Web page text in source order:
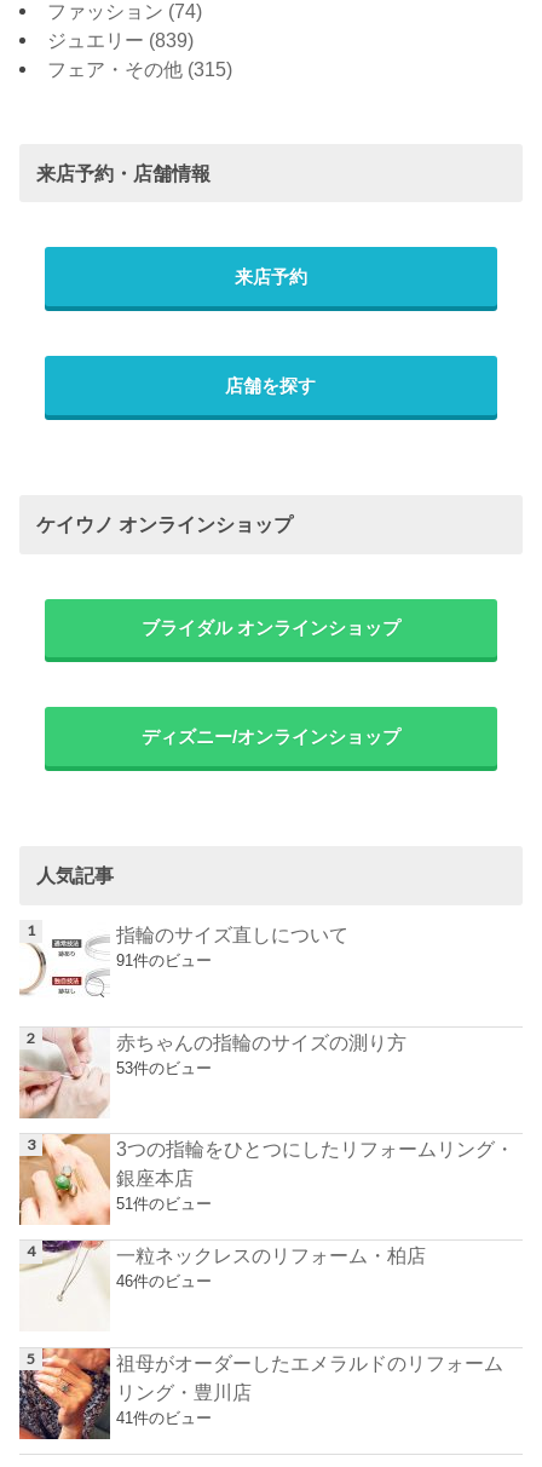
ファッション (74)
ジュエリー (839)
フェア・その他 (315)
来店予約・店舗情報
来店予約
店舗を探す
ケイウノ オンラインショップ
ブライダル オンラインショップ
ディズニー/オンラインショップ
人気記事
指輪のサイズ直しについて
91件のビュー
赤ちゃんの指輪のサイズの測り方
53件のビュー
3つの指輪をひとつにしたリフォームリング・
銀座本店
51件のビュー
一粒ネックレスのリフォーム・柏店
46件のビュー
祖母がオーダーしたエメラルドのリフォーム
リング・豊川店
41件のビュー